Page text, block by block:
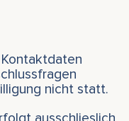
nicht statt.
ausschlieslich